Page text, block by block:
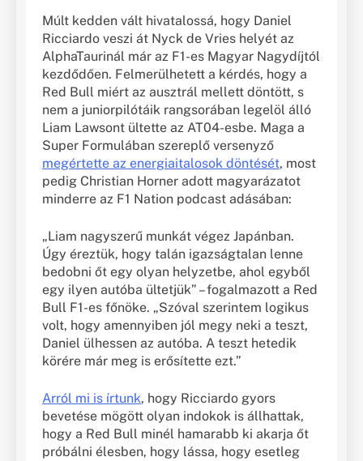
Múlt kedden vált hivatalossá, hogy Daniel
Ricciardo veszi át Nyck de Vries helyét az
AlphaTaurinál már az F1-es Magyar Nagydíjtól
kezdődően. Felmerülhetett a kérdés, hogy a
Red Bull miért az ausztrál mellett döntött, s
nem a juniorpilótáik rangsorában legelöl álló
Liam Lawsont ültette az AT04-esbe. Maga a
Super Formulában szereplő versenyző
megértette az energiaitalosok döntését, most
pedig Christian Horner adott magyarázatot
minderre az F1 Nation podcast adásában:
„Liam nagyszerű munkát végez Japánban.
Úgy éreztük, hogy talán igazságtalan lenne
bedobni őt egy olyan helyzetbe, ahol egyből
egy ilyen autóba ültetjük” – fogalmazott a Red
Bull F1-es főnöke. „Szóval szerintem logikus
volt, hogy amennyiben jól megy neki a teszt,
Daniel ülhessen az autóba. A teszt hetedik
körére már meg is erősítette ezt.”
Arról mi is írtunk, hogy Ricciardo gyors
bevetése mögött olyan indokok is állhattak,
hogy a Red Bull minél hamarabb ki akarja őt
próbálni élesben, hogy lássa, hogy esetleg